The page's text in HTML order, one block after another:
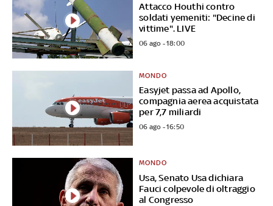
Attacco Houthi contro
soldati yemeniti: "Decine di
vittime". LIVE
06 ago - 18:00
Easyjet passa ad Apollo,
compagnia aerea acquistata
per 7,7 miliardi
MONDO
06 ago - 16:50
Usa, Senato Usa dichiara
Fauci colpevole di oltraggio
al Congresso
MONDO